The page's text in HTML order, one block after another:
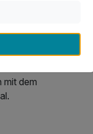
2:30–3:00 h),
h).
im Zentrum.
mit dem